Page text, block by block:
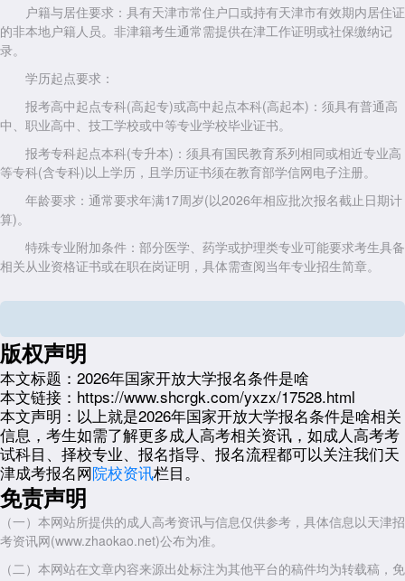
户籍与居住要求：具有天津市常住户口或持有天津市有效期内居住证
的非本地户籍人员。非津籍考生通常需提供在津工作证明或社保缴纳记
录。
学历起点要求：
报考高中起点专科(高起专)或高中起点本科(高起本)：须具有普通高
中、职业高中、技工学校或中等专业学校毕业证书。
报考专科起点本科(专升本)：须具有国民教育系列相同或相近专业高
等专科(含专科)以上学历，且学历证书须在教育部学信网电子注册。
年龄要求：通常要求年满17周岁(以2026年相应批次报名截止日期计
算)。
特殊专业附加条件：部分医学、药学或护理类专业可能要求考生具备
相关从业资格证书或在职在岗证明，具体需查阅当年专业招生简章。
批次。天津地区春季报名窗口常在2025年12月至2026年2月开放，秋季
则在2026年6月至8月。考生须通过正规学习中心或教学点提交材料，包
括身份证、毕业证、电子照片及资格审核所需佐证文件。
三、为何选择达闻天津成考网协助报名
在信息繁杂的报考季，借助专业平台能有效规避风险、提升效率。达
闻天津成考网作为深耕天津本土成人学历提升服务的专业信息平台，在辅
助考生理解和落实报名条件方面具有显著优势：
本地化精准解读：网站专注于天津地区成考与开放教育政策，对天津
地区：2026年国家开放大学报名条件中的户籍、学历证明等地方性细则
有深入把握，能针对不同考生背景提供个性化材料清单建议，避免因理解
版权声明
本文标题： 2026年国家开放大学报名条件是啥
本文链接： https://www.shcrgk.com/yxzx/17528.html
本文声明： 以上就是2026年国家开放大学报名条件是啥相关
信息，考生如需了解更多成人高考相关资讯，如成人高考考
试科目、择校专业、报名指导、报名流程都可以关注我们天
津成考报名网院校资讯栏目。
免责声明
（一）本网站所提供的成人高考资讯与信息仅供参考，具体信息以天津招
考资讯网(www.zhaokao.net)公布为准。
（二）本网站在文章内容来源出处标注为其他平台的稿件均为转载稿，免